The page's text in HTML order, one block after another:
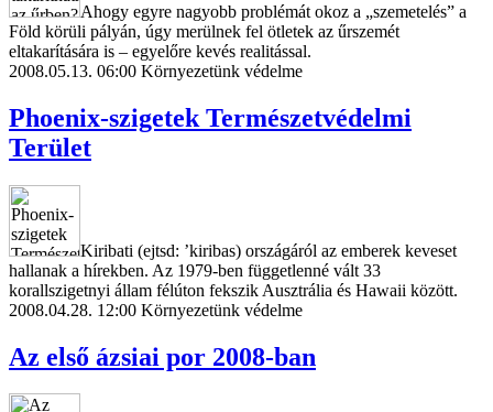
Ahogy egyre nagyobb problémát okoz a „szemetelés” a
Föld körüli pályán, úgy merülnek fel ötletek az űrszemét
eltakarítására is – egyelőre kevés realitással.
2008.05.13. 06:00 Környezetünk védelme
Phoenix-szigetek Természetvédelmi
Terület
Kiribati (ejtsd: ’kiribas) országáról az emberek keveset
hallanak a hírekben. Az 1979-ben függetlenné vált 33
korallszigetnyi állam félúton fekszik Ausztrália és Hawaii között.
2008.04.28. 12:00 Környezetünk védelme
Az első ázsiai por 2008-ban